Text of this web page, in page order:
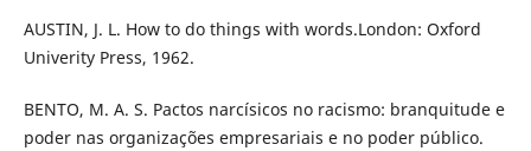
AUSTIN, J. L. How to do things with words.London: Oxford
Univerity Press, 1962.
BENTO, M. A. S. Pactos narcísicos no racismo: branquitude e
poder nas organizações empresariais e no poder público.